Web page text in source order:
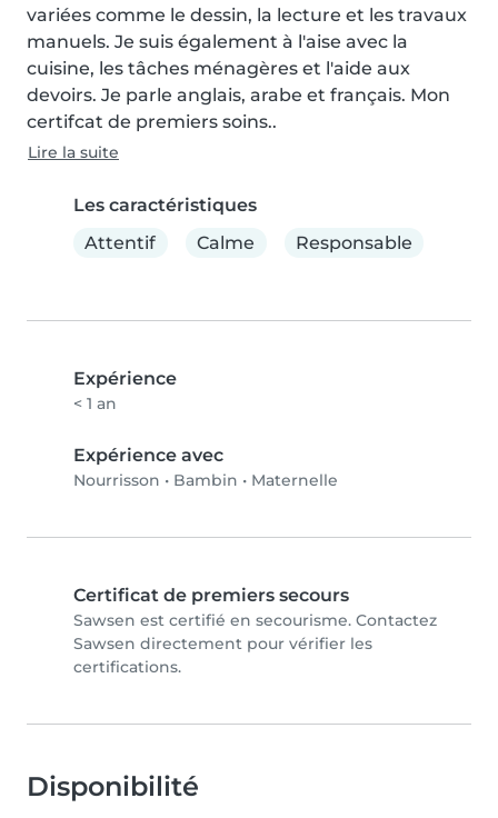
variées comme le dessin, la lecture et les travaux
manuels. Je suis également à l'aise avec la
cuisine, les tâches ménagères et l'aide aux
devoirs. Je parle anglais, arabe et français. Mon
certifcat de premiers soins..
Lire la suite
Les caractéristiques
Attentif
Calme Responsable
Expérience
< 1 an
Expérience avec
Nourrisson • Bambin • Maternelle
Certificat de premiers secours
Sawsen est certifié en secourisme. Contactez
Sawsen directement pour vérifier les
certifications.
Disponibilité